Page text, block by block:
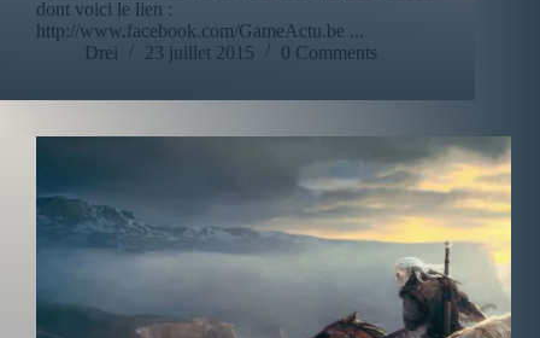
dont voici le lien :
http://www.facebook.com/GameActu.be ...
Drei
23 juillet 2015 0 Comments